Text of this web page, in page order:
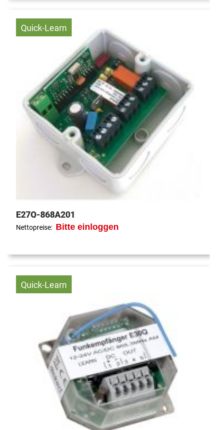
Quick-Learn
E27Q-868A201
Nettopreise: Bitte einloggen
Quick-Learn